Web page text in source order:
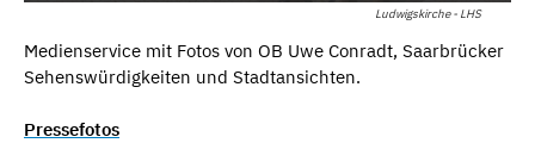
Ludwigskirche - LHS
Medienservice mit Fotos von OB Uwe Conradt, Saarbrücker
Sehenswürdigkeiten und Stadtansichten.
Pressefotos